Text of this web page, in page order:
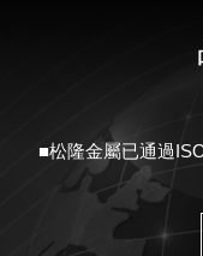
■松隆金屬已通過